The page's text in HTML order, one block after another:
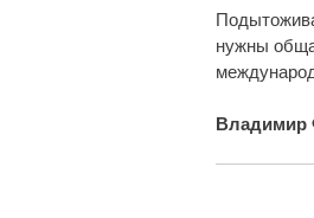
нужны
Владимир